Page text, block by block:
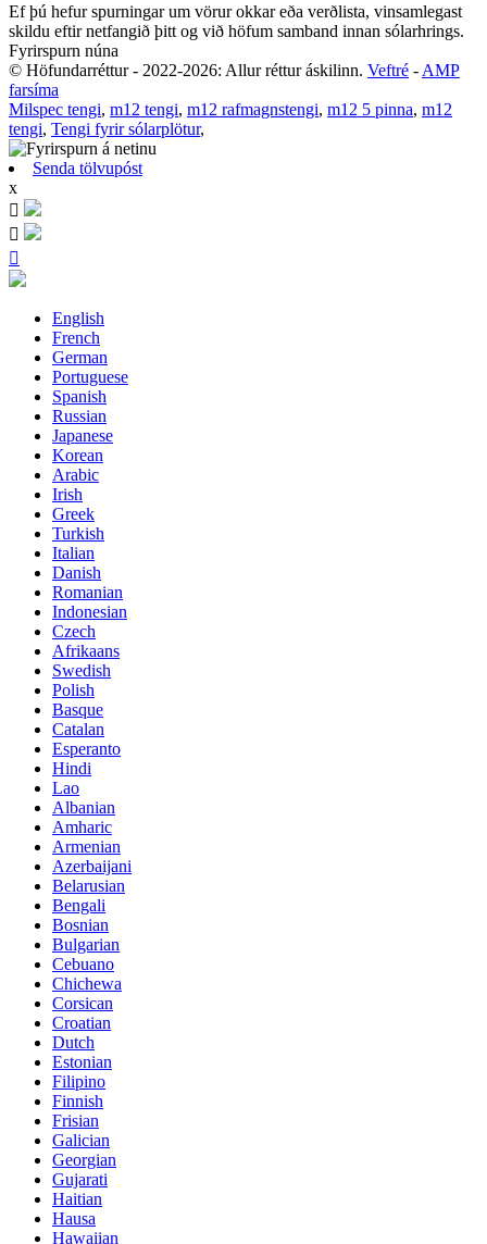
Ef þú hefur spurningar um vörur okkar eða verðlista, vinsamlegast
skildu eftir netfangið þitt og við höfum samband innan sólarhrings.
Fyrirspurn núna
© Höfundarréttur - 2022-2026: Allur réttur áskilinn. Veftré - AMP
farsíma
Milspec tengi, m12 tengi, m12 rafmagnstengi, m12 5 pinna, m12
tengi, Tengi fyrir sólarplötur,
Senda tölvupóst
x



English
French
German
Portuguese
Spanish
Russian
Japanese
Korean
Arabic
Irish
Greek
Turkish
Italian
Danish
Romanian
Indonesian
Czech
Afrikaans
Swedish
Polish
Basque
Catalan
Esperanto
Hindi
Lao
Albanian
Amharic
Armenian
Azerbaijani
Belarusian
Bengali
Bosnian
Bulgarian
Cebuano
Chichewa
Corsican
Croatian
Dutch
Estonian
Filipino
Finnish
Frisian
Galician
Georgian
Gujarati
Haitian
Hausa
Hawaiian